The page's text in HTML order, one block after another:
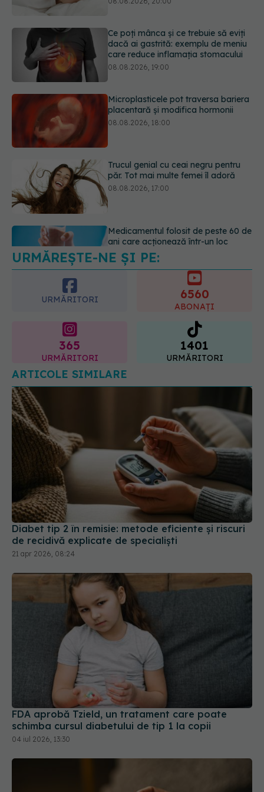
08.08.2026, 19:00
Microplasticele pot traversa bariera
placentară și modifica hormonii
Trucul genial cu ceai negru pentru
păr. Tot mai multe femei îl adoră
08.08.2026, 17:00
Medicamentul folosit de peste 60 de
ani care acționează într-un loc
neașteptat
Transpirații nocturne: semnul ignorat
care poate ascunde probleme
serioase de sănătate
08.08.2026, 20:00
URMĂREȘTE-NE ȘI PE:
URMĂRITORI 6560
ABONAȚI
URMĂRITORI
1401
URMĂRITORI
ARTICOLE SIMILARE
Diabet tip 2 în remisie: metode eficiente și riscuri
de recidivă explicate de specialiști
21 apr 2026, 08:24
FDA aprobă Tzield, un tratament care poate
schimba cursul diabetului de tip 1 la copii
04 iul 2026, 13:30